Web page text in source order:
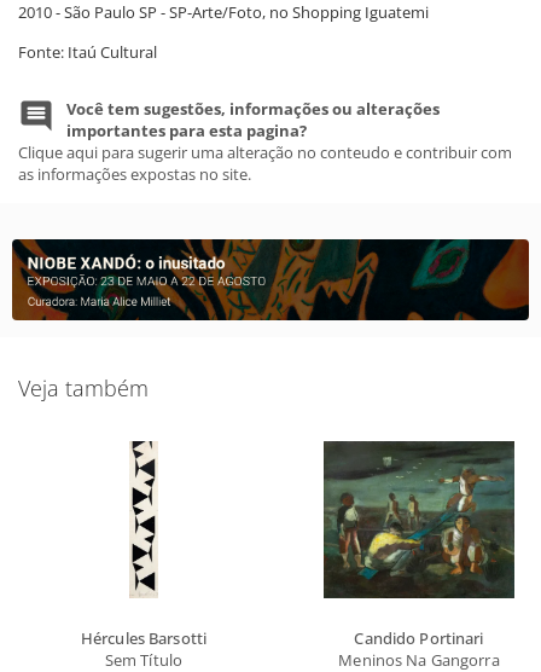
2010 - São Paulo SP - SP-Arte/Foto, no Shopping Iguatemi
Fonte: Itaú Cultural
Você tem sugestões, informações ou alterações
importantes para esta pagina?
Clique aqui para sugerir uma alteração no conteudo e contribuir com
as informações expostas no site.
Veja também
Hércules Barsotti
Sem Título
Candido Portinari
Meninos Na Gangorra